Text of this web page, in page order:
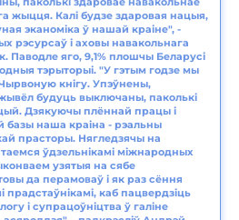
жыцця. Калі будзе здаровая нацыя,
эканоміка ў нашай краіне", -
рэсурсаў і аховы навакольнага
Паводле яго, 9,1% плошчы Беларусі
тэрыторыі. "У гэтым годзе мы
кнігу. Упэўнены,
будуць выключаны, паколькі
Дзякуючы плённай працы і
базы наша краіна - рэальны
прасторы. Нягледзячы на
ўдзельнікамі міжнародных
узятыя на сябе
да перамоваў і як раз сёння
прадстаўнікамі, каб пацвердзіць
і супрацоўніцтва ў галіне